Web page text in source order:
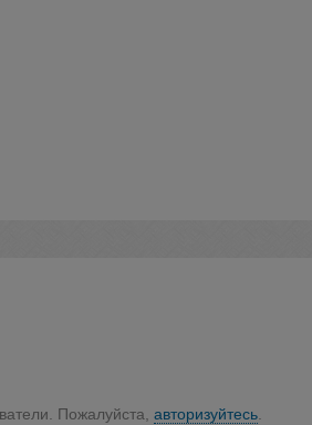
Пожалуйста, авторизуйтесь.